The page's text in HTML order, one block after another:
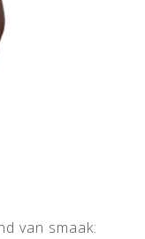
van smaak: